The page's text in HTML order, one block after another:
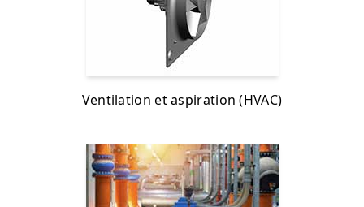
Ventilation et aspiration (HVAC)